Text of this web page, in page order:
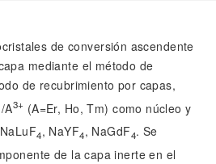
de conversión ascendente
mediante el método de
de recubrimiento por capas,
/A3+ (A=Er, Ho, Tm) como núcleo y
4, NaYF4, NaGdF4. Se
de la capa inerte en el